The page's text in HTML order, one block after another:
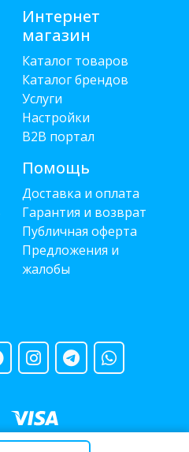
Интернет
магазин
Каталог товаров
Каталог брендов
Услуги
Настройки
B2B портал
Помощь
Доставка и оплата
Гарантия и возврат
Публичная оферта
Предложения и
жалобы